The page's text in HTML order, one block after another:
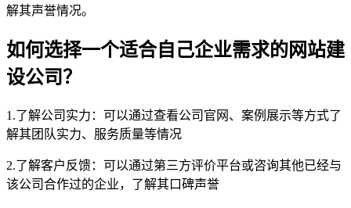
解其声誉情况。
如何选择一个适合自己企业需求的网站建
设公司？
1.了解公司实力：可以通过查看公司官网、案例展示等方式了
解其团队实力、服务质量等情况
2.了解客户反馈：可以通过第三方评价平台或咨询其他已经与
该公司合作过的企业，了解其口碑声誉